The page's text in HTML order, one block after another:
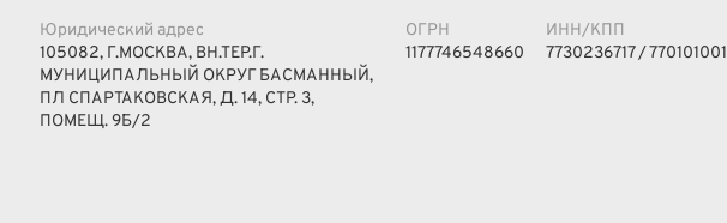
Юридический адрес
105082, Г.МОСКВА, ВН.ТЕР.Г.
МУНИЦИПАЛЬНЫЙ ОКРУГ БАСМАННЫЙ,
ПЛ СПАРТАКОВСКАЯ, Д. 14, СТР. 3,
ПОМЕЩ. 9Б/2
ОГРН
1177746548660
ИНН/КПП
7730236717 / 770101001